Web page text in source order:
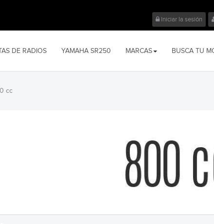
Iniciar la sesión
DE RADIOS YAMAHA SR250 MARCAS BUSCA TU
cc